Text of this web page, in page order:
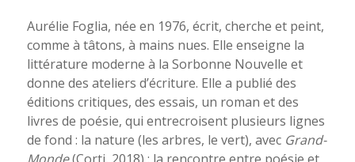
Aurélie Foglia, née en 1976, écrit, cherche et peint,
comme à tâtons, à mains nues. Elle enseigne la
littérature moderne à la Sorbonne Nouvelle et
donne des ateliers d’écriture. Elle a publié des
éditions critiques, des essais, un roman et des
livres de poésie, qui entrecroisent plusieurs lignes
de fond : la nature (les arbres, le vert), avec Grand-